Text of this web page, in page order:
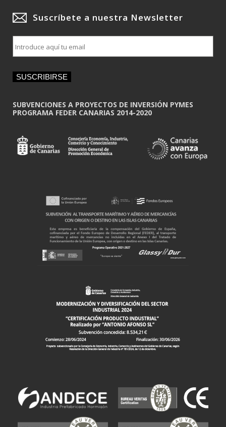
Suscríbete a nuestra Newsletter
m
a
SUSCRIBIRSE
SUBVENCIONES A PROYECTOS DE INVERSIÓN PYMES
PROGRAMA FEDER CANARIAS 2014-2020